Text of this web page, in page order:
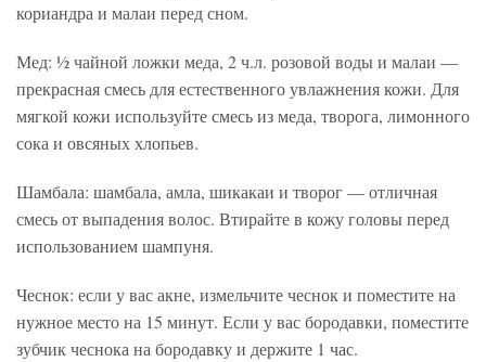
кориандра и малаи перед сном.
Мед: ½ чайной ложки меда, 2 ч.л. розовой воды и малаи —
прекрасная смесь для естественного увлажнения кожи. Для
мягкой кожи используйте смесь из меда, творога, лимонного
сока и овсяных хлопьев.
Шамбала: шамбала, амла, шикакаи и творог — отличная
смесь от выпадения волос. Втирайте в кожу головы перед
использованием шампуня.
Чеснок: если у вас акне, измельчите чеснок и поместите на
нужное место на 15 минут. Если у вас бородавки, поместите
зубчик чеснока на бородавку и держите 1 час.